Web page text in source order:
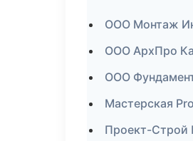
ООО Монтаж
ООО АрхПро
ООО
Мастерская
Проект-Строй